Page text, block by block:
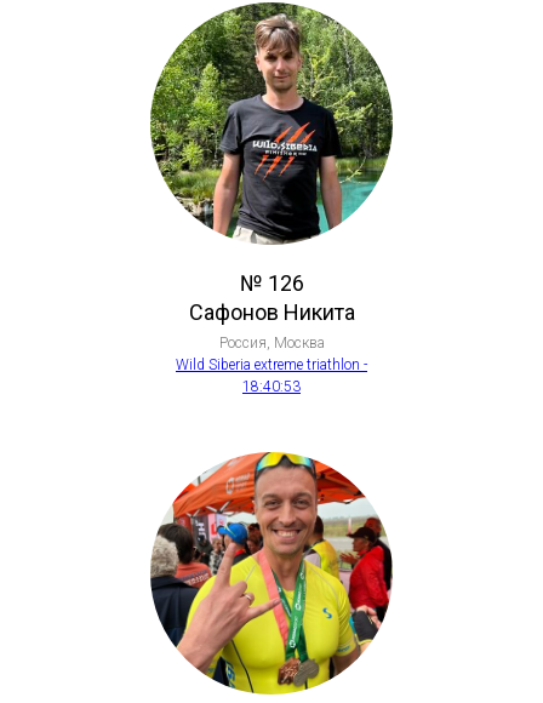
№ 126
Сафонов Никита
Россия, Москва
Wild Siberia extreme triathlon -
18:40:53